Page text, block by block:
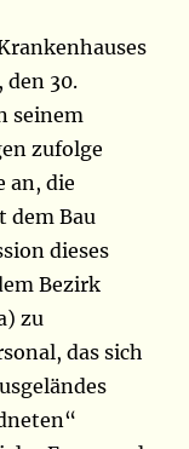
30.
seinem
zufolge
an, die
dem Bau
dieses
Bezirk
zu
das sich